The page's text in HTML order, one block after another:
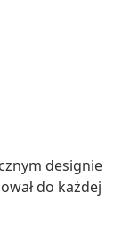
designie
do każdej